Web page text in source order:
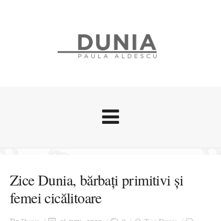
Stari afective
Zice Dunia
Cursuri povestite
Zice Dunia, bărbați primitivi și
femei cicălitoare